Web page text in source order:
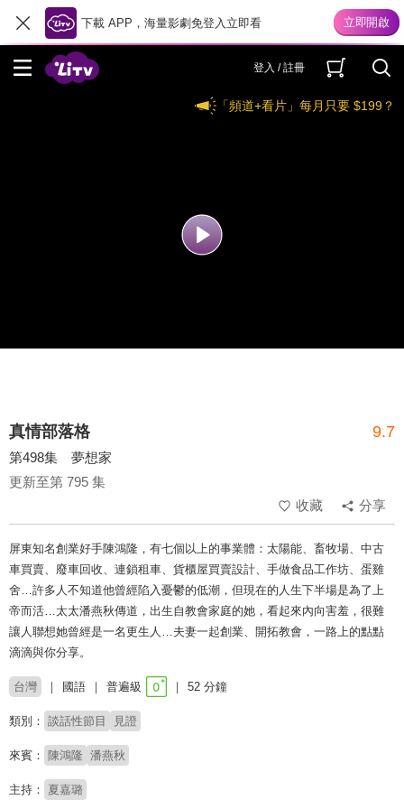
下載 APP，海量影劇免登入立即看
登入 / 註冊
「頻道+看片」每月只要 $199？
真情部落格 9.7
第498集 夢想家
更新至第 795 集
收藏
分享
屏東知名創業好手陳鴻隆，有七個以上的事業體：太陽能、畜牧場、中古
車買賣、廢車回收、連鎖租車、貨櫃屋買賣設計、手做食品工作坊、蛋雞
舍…許多人不知道他曾經陷入憂鬱的低潮，但現在的人生下半場是為了上
帝而活…太太潘燕秋傳道，出生自教會家庭的她，看起來內向害羞，很難
讓人聯想她曾經是一名更生人…夫妻一起創業、開拓教會，一路上的點點
滴滴與你分享。
台灣 國語 普遍級 52 分鐘
類別： 談話性節目 見證
來賓： 陳鴻隆 潘燕秋
主持： 夏嘉璐